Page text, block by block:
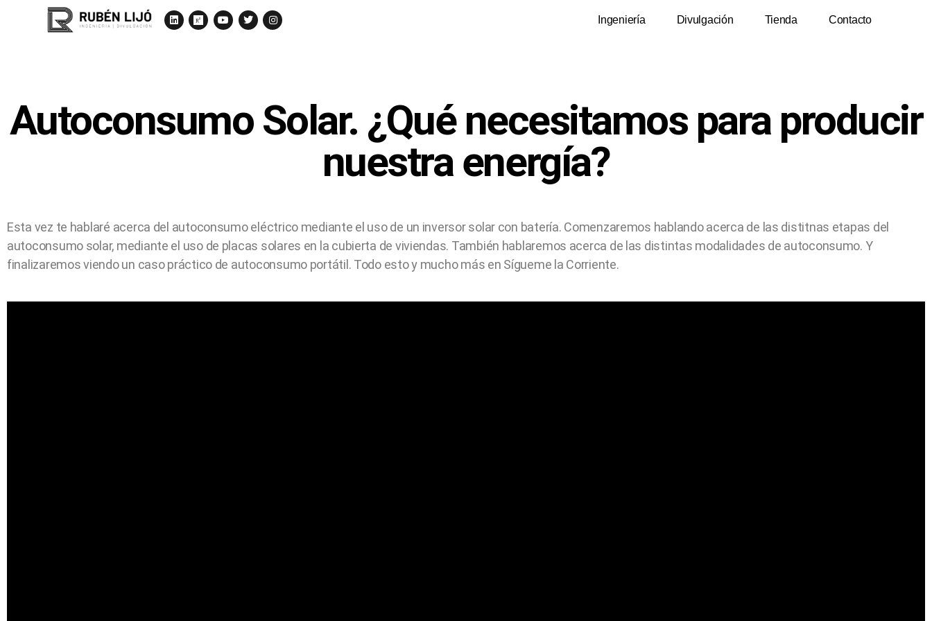
Ingeniería Divulgación Tienda Contacto
Autoconsumo Solar. ¿Qué necesitamos para producir
nuestra energía?
Esta vez te hablaré acerca del autoconsumo eléctrico mediante el uso de un inversor solar con batería. Comenzaremos hablando acerca de las distitnas etapas del
autoconsumo solar, mediante el uso de placas solares en la cubierta de viviendas. También hablaremos acerca de las distintas modalidades de autoconsumo. Y
finalizaremos viendo un caso práctico de autoconsumo portátil. Todo esto y mucho más en Sígueme la Corriente.